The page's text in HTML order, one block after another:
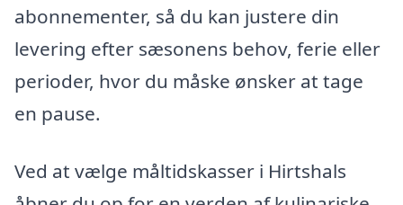
abonnementer, så du kan justere din
levering efter sæsonens behov, ferie eller
perioder, hvor du måske ønsker at tage
en pause.
Ved at vælge måltidskasser i Hirtshals